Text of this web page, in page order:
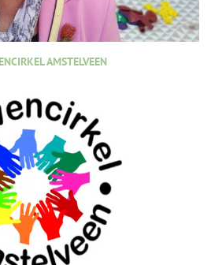
AMSTELVEEN